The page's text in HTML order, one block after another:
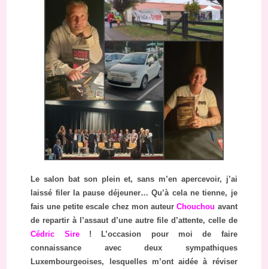
Le salon bat son plein et, sans m’en apercevoir, j’ai
laissé filer la pause déjeuner… Qu’à cela ne tienne, je
fais une petite escale chez mon auteurChouchou avant
de repartir à l’assaut d’une autre file d’attente, celle de
Cédric Sire! L’occasion pour moi de faire
connaissance avec deux sympathiques
Luxembourgeoises, lesquelles m’ont aidée à réviser